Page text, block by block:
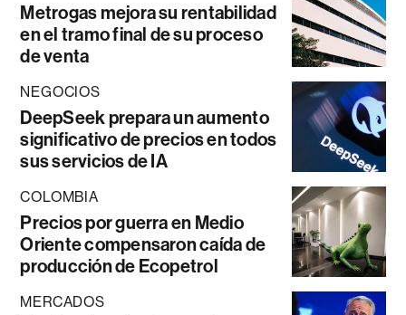
Metrogas mejora su rentabilidad
en el tramo final de su proceso
de venta
NEGOCIOS
DeepSeek prepara un aumento
significativo de precios en todos
sus servicios de IA
COLOMBIA
Precios por guerra en Medio
Oriente compensaron caída de
producción de Ecopetrol
MERCADOS